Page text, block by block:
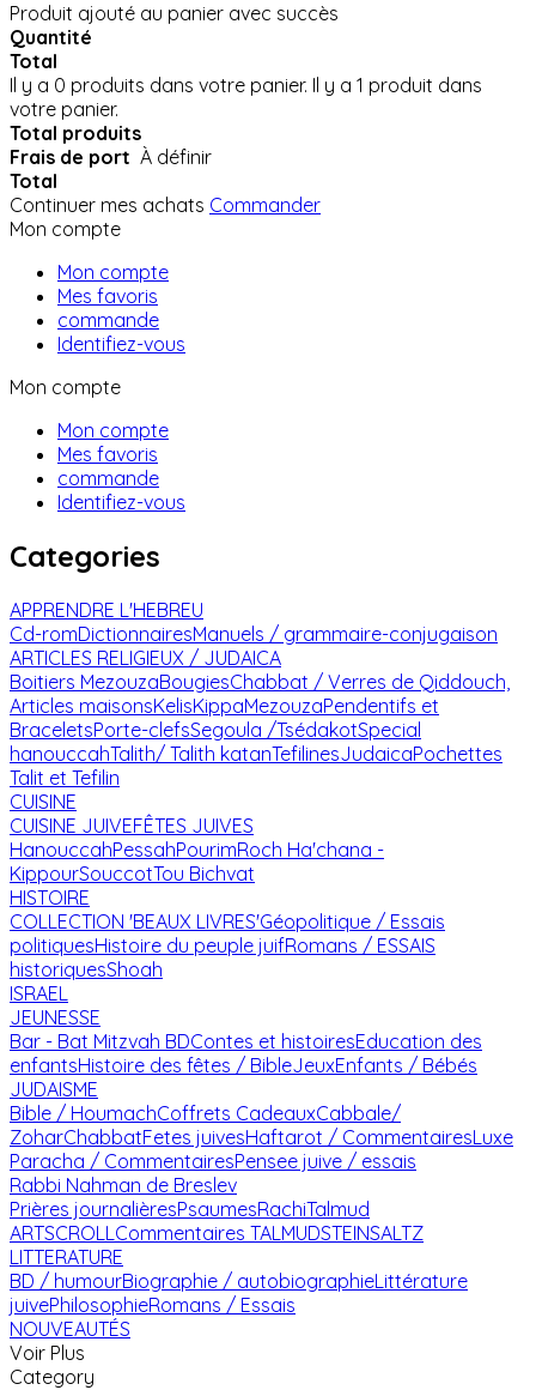
Produit ajouté au panier avec succès
Quantité
Total
Il y a 0 produits dans votre panier. Il y a 1 produit dans
votre panier.
Total produits
Frais de port À définir
Total
Continuer mes achats Commander
Mon compte
Mon compte
Mes favoris
commande
Identifiez-vous
Mon compte
Mon compte
Mes favoris
commande
Identifiez-vous
Categories
APPRENDRE L'HEBREU
Cd-romDictionnairesManuels / grammaire-conjugaison
ARTICLES RELIGIEUX / JUDAICA
Boitiers MezouzaBougiesChabbat / Verres de Qiddouch,
Articles maisonsKelisKippaMezouzaPendentifs et
BraceletsPorte-clefsSegoula /TsédakotSpecial
hanouccahTalith/ Talith katanTefilinesJudaicaPochettes
Talit et Tefilin
CUISINE
CUISINE JUIVEFÊTES JUIVES
HanouccahPessahPourimRoch Ha'chana -
KippourSouccotTou Bichvat
HISTOIRE
COLLECTION 'BEAUX LIVRES'Géopolitique / Essais
politiquesHistoire du peuple juifRomans / ESSAIS
historiquesShoah
ISRAEL
JEUNESSE
Bar - Bat Mitzvah BDContes et histoiresEducation des
enfantsHistoire des fêtes / BibleJeuxEnfants / Bébés
JUDAISME
Bible / HoumachCoffrets CadeauxCabbale/
ZoharChabbatFetes juivesHaftarot / CommentairesLuxe
Paracha / CommentairesPensee juive / essais
Rabbi Nahman de Breslev
Prières journalièresPsaumesRachiTalmud
ARTSCROLL Commentaires TALMUDSTEINSALTZ
LITTERATURE
BD / humourBiographie / autobiographieLittérature
juivePhilosophieRomans / Essais
NOUVEAUTÉS
Voir Plus
Category